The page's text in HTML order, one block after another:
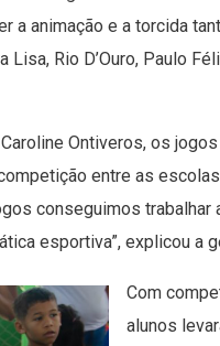
a animação e a torcida
Rio D’Ouro, Paulo
Ontiveros, os
entre as
conseguimos
esportiva”, explicou a
Com
alunos